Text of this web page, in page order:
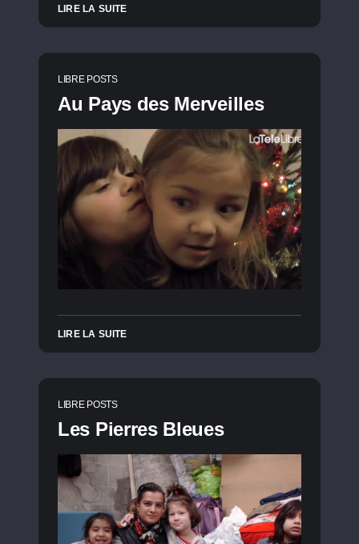
LIRE LA SUITE
LIBRE POSTS
Au Pays des Merveilles
LIRE LA SUITE
LIBRE POSTS
Les Pierres Bleues